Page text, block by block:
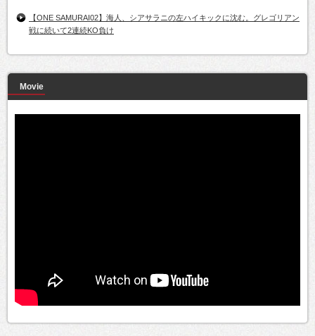
【ONE SAMURAI02】海人、シアサラニの左ハイキックに沈む。グレゴリアン
戦に続いて2連続KO負け
Movie